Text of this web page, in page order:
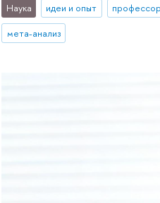
Наука идеи и опыт
мета-анализ